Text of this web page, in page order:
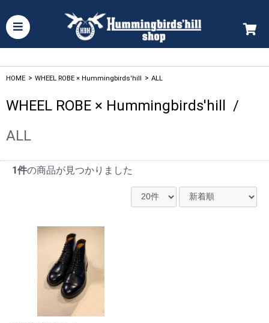
HOME > WHEEL ROBE × Hummingbirds'hill > ALL
WHEEL ROBE × Hummingbirds'hill
/
ALL
1件の商品が見つかりました